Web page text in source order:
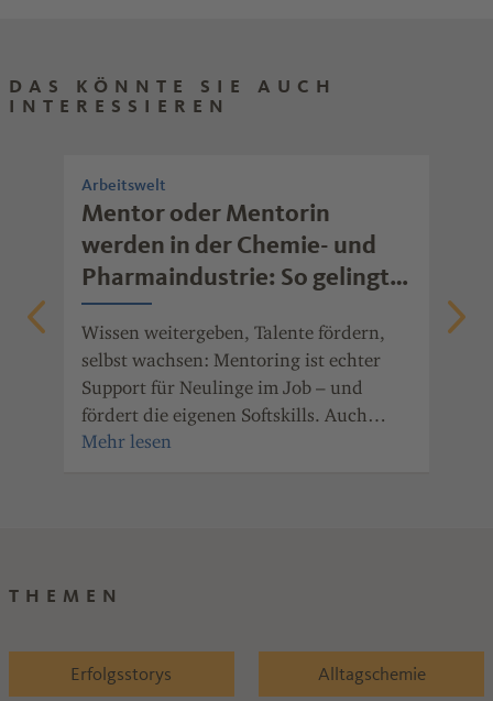
DAS KÖNNTE SIE AUCH
INTERESSIEREN
Arbeitswelt
Mentor oder Mentorin
werden in der Chemie- und
Pharmaindustrie: So gelingt
erfolgreiches Mentoring
Wissen weitergeben, Talente fördern,
selbst wachsen: Mentoring ist echter
Support für Neulinge im Job – und
fördert die eigenen Softskills. Auch
Unternehmen der Chemie- und
THEMEN
Erfolgsstorys Alltagschemie